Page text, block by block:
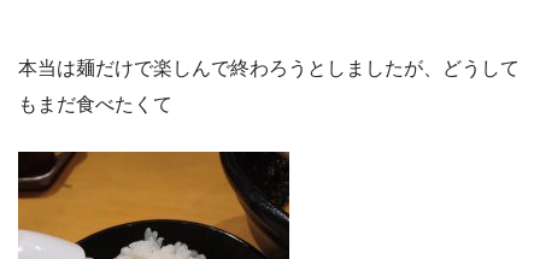
本当は麺だけで楽しんで終わろうとしましたが、どうして
もまだ食べたくて